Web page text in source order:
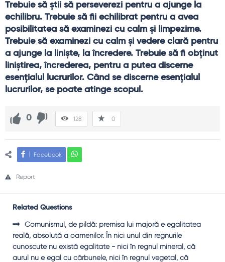
Trebuie să ştii să perseverezi pentru a ajunge la
echilibru. Trebuie să fii echilibrat pentru a avea
posibilitatea să examinezi cu calm şi limpezime.
Trebuie să examinezi cu calm şi vedere clară pentru
a ajunge la linişte, la încredere. Trebuie să fi obţinut
liniştirea, încrederea, pentru a putea discerne
esenţialul lucrurilor. Când se discerne esenţialul
lucrurilor, se poate atinge scopul.
0 128 0
Facebook
Report
Related Questions
Comunismul, de pildă: premisa lui majoră e egalitatea
reală, absolută a oamenilor. În nici unul din regnurile
cunoscute nu există egalitate - nici în regnul mineral, că
aurul nu e egal cu cărbunele, nici în regnul vegetal, că